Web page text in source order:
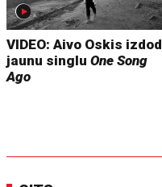
VIDEO: Aivo Oskis izdod
jaunu singluOne Song
Ago